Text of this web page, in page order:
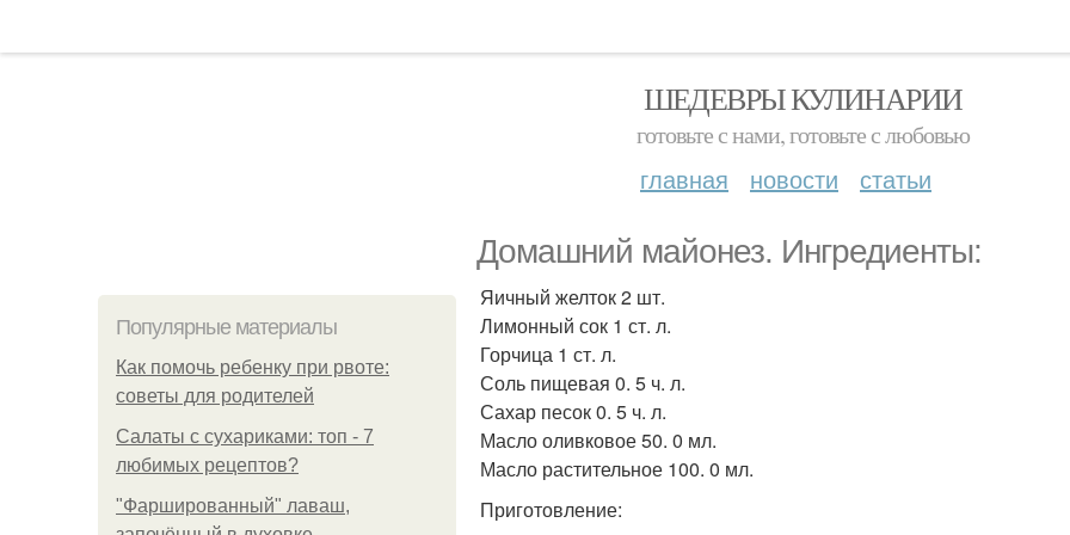
ШЕДЕВРЫ КУЛИНАРИИ
готовьте с нами, готовьте с любовью
главная новости статьи
Домашний майонез. Ингредиенты:
Популярные материалы
Как помочь ребенку при рвоте:
советы для родителей
Салаты с сухариками: топ - 7
любимых рецептов?
"Фаршированный" лаваш,
Яичный желток 2 шт.
Лимонный сок 1 ст. л.
Горчица 1 ст. л.
Соль пищевая 0. 5 ч. л.
Сахар песок 0. 5 ч. л.
Масло оливковое 50. 0 мл.
Масло растительное 100. 0 мл.
Приготовление: